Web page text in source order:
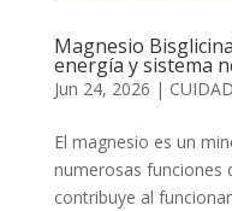
Magnesio
energía y sistema
Jun 24, 2026 |
El magnesio es un
numerosas funciones
contribuye al